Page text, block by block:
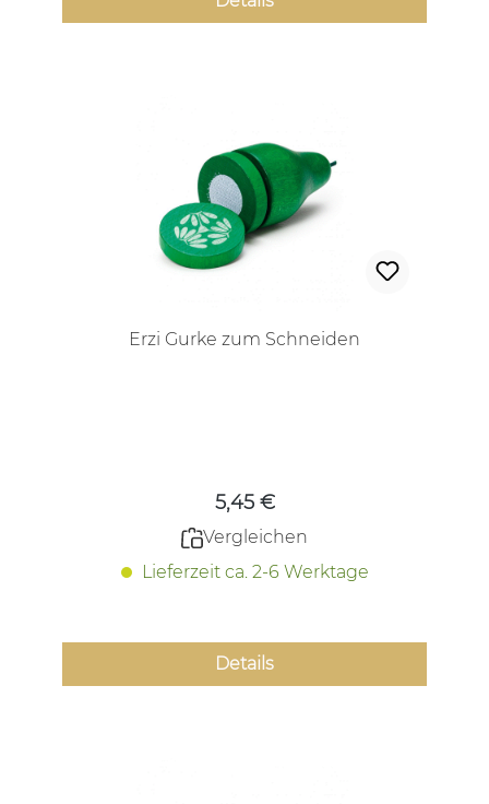
Erzi Gurke zum Schneiden
5,45 €
Vergleichen
Lieferzeit ca. 2-6 Werktage
Details